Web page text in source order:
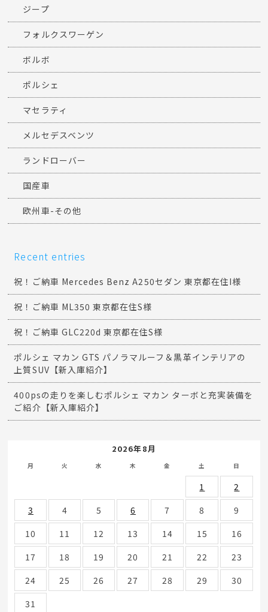
ジープ
フォルクスワーゲン
ボルボ
ポルシェ
マセラティ
メルセデスベンツ
ランドローバー
国産車
欧州車-その他
Recent entries
祝！ご納車 Mercedes Benz A250セダン 東京都在住I様
祝！ご納車 ML350 東京都在住S様
祝！ご納車 GLC220d 東京都在住S様
ポルシェ マカン GTS パノラマルーフ＆黒革インテリアの
上質SUV【新入庫紹介】
400psの走りを楽しむポルシェ マカン ターボと充実装備を
ご紹介【新入庫紹介】
2026年8月
月 火 水 木 金 土 日
1
2
3
4 5 6 7 8
9
10
11 12 13 14 15
16
17
18 19 20 21 22
23
24
25 26 27 28 29
30
31